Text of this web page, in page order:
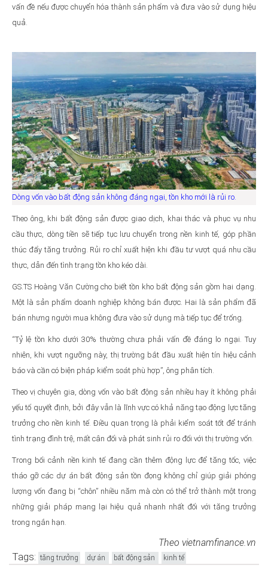
vấn đề nếu được chuyển hóa thành sản phẩm và đưa vào sử dụng hiệu
quả.
Dòng vốn vào bất động sản không đáng ngại, tồn kho mới là rủi ro.
Theo ông, khi bất động sản được giao dịch, khai thác và phục vụ nhu
cầu thực, dòng tiền sẽ tiếp tục lưu chuyển trong nền kinh tế, góp phần
thúc đẩy tăng trưởng. Rủi ro chỉ xuất hiện khi đầu tư vượt quá nhu cầu
thực, dẫn đến tình trạng tồn kho kéo dài.
GS.TS Hoàng Văn Cường cho biết tồn kho bất động sản gồm hai dạng.
Một là sản phẩm doanh nghiệp không bán được. Hai là sản phẩm đã
bán nhưng người mua không đưa vào sử dụng mà tiếp tục để trống.
“Tỷ lệ tồn kho dưới 30% thường chưa phải vấn đề đáng lo ngại. Tuy
nhiên, khi vượt ngưỡng này, thị trường bắt đầu xuất hiện tín hiệu cảnh
báo và cần có biện pháp kiểm soát phù hợp”, ông phân tích.
Theo vị chuyên gia, dòng vốn vào bất động sản nhiều hay ít không phải
yếu tố quyết định, bởi đây vẫn là lĩnh vực có khả năng tạo động lực tăng
trưởng cho nền kinh tế. Điều quan trọng là phải kiểm soát tốt để tránh
tình trạng đình trệ, mất cân đối và phát sinh rủi ro đối với thị trường vốn.
Trong bối cảnh nền kinh tế đang cần thêm động lực để tăng tốc, việc
tháo gỡ các dự án bất động sản tồn đọng không chỉ giúp giải phóng
lượng vốn đang bị “chôn” nhiều năm mà còn có thể trở thành một trong
những giải pháp mang lại hiệu quả nhanh nhất đối với tăng trưởng
trong ngắn hạn.
Theo vietnamfinance.vn
Tags: tăng trưởng dự án bất động sản kinh tế